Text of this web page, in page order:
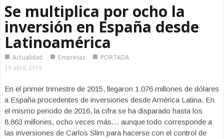
Se multiplica por ocho la
inversión en España desde
Latinoamérica
■ Actualidad ■ Empresas ■ PORTADA
19 abril, 2016
En el primer trimestre de 2015, llegaron 1.076 millones de dólares
a España procedentes de inversiones desde América Latina. En
el mismo periodo de 2016, la cifra se ha disparado hasta los
8.863 millones, ocho veces más… aunque todo corresponde a
las inversiones de Carlos Slim para hacerse con el control de